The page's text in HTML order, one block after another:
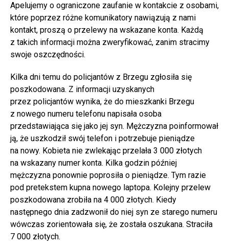
Apelujemy o ograniczone zaufanie w kontakcie z osobami,
które poprzez różne komunikatory nawiązują z nami
kontakt, proszą o przelewy na wskazane konta. Każdą
z takich informacji można zweryfikować, zanim stracimy
swoje oszczędności.
Kilka dni temu do policjantów z Brzegu zgłosiła się
poszkodowana. Z informacji uzyskanych
przez policjantów wynika, że do mieszkanki Brzegu
z nowego numeru telefonu napisała osoba
przedstawiająca się jako jej syn. Mężczyzna poinformował
ją, że uszkodził swój telefon i potrzebuje pieniądze
na nowy. Kobieta nie zwlekając przelała 3 000 złotych
na wskazany numer konta. Kilka godzin później
mężczyzna ponownie poprosiła o pieniądze. Tym razie
pod pretekstem kupna nowego laptopa. Kolejny przelew
poszkodowana zrobiła na 4 000 złotych. Kiedy
następnego dnia zadzwonił do niej syn ze starego numeru
wówczas zorientowała się, że została oszukana. Straciła
7 000 złotych.